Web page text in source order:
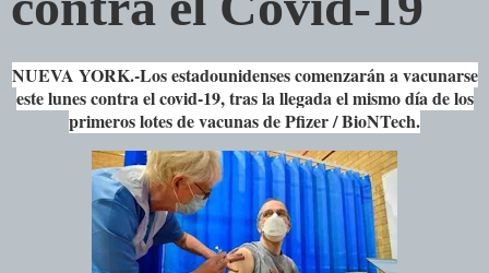
NUEVA YORK.-Los estadounidenses comenzarán a vacunarse
este lunes contra el covid-19, tras la llegada el mismo día de los
primeros lotes de vacunas de Pfizer / BioNTech.